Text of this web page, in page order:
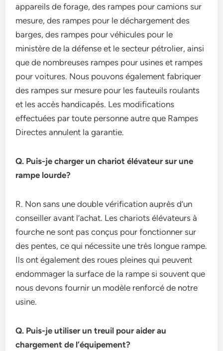
appareils de forage, des rampes pour camions sur
mesure, des rampes pour le déchargement des
barges, des rampes pour véhicules pour le
ministère de la défense et le secteur pétrolier, ainsi
que de nombreuses rampes pour usines et rampes
pour voitures. Nous pouvons également fabriquer
des rampes sur mesure pour les fauteuils roulants
et les accès handicapés. Les modifications
effectuées par toute personne autre que Rampes
Directes annulent la garantie.
Q. Puis-je charger un chariot élévateur sur une
rampe lourde?
R. Non sans une double vérification auprès d’un
conseiller avant l’achat. Les chariots élévateurs à
fourche ne sont pas conçus pour fonctionner sur
des pentes, ce qui nécessite une très longue rampe.
Ils ont également des roues pleines qui peuvent
endommager la surface de la rampe si souvent que
nous devons fournir un modèle renforcé de notre
usine.
Q. Puis-je utiliser un treuil pour aider au
chargement de l’équipement?